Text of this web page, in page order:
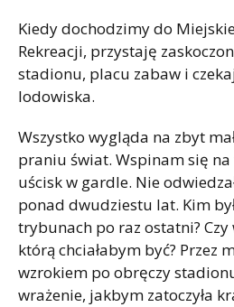
Kiedy dochodzimy do
Rekreacji, przystaję
stadionu, placu zabaw i
lodowiska.
Wszystko wygląda na zbyt
praniu świat. Wspinam się
uścisk w gardle. Nie
ponad dwudziestu lat. Kim
trybunach po raz ostatni? Czy
którą chciałabym być? Przez
wzrokiem po obręczy
wrażenie, jakbym zatoczyła